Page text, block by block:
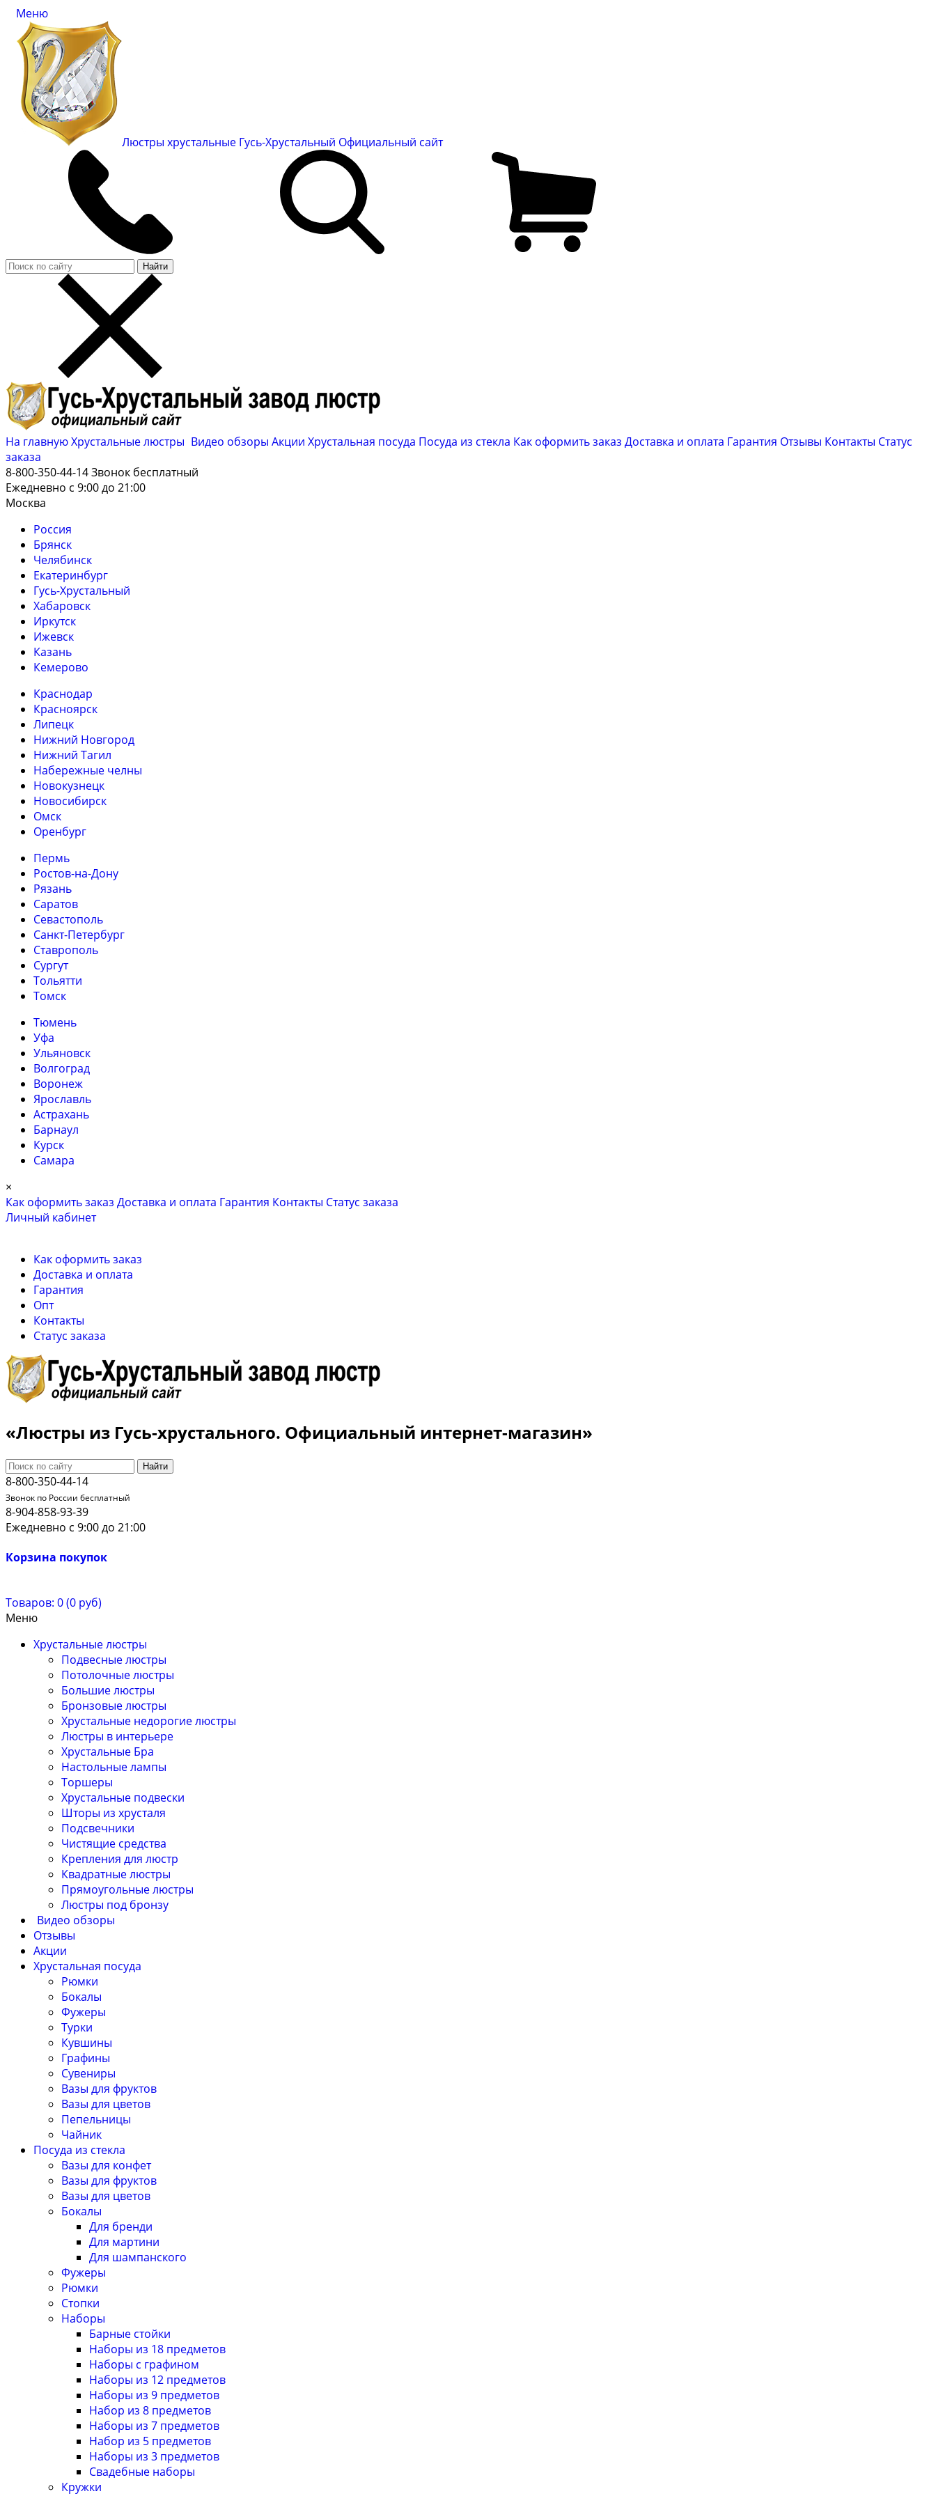
Меню
Люстры хрустальные Гусь-Хрустальный Официальный сайт
Найти
На главнуюХрустальные люстры Видео обзоры Акции Хрустальная посуда Посуда из стекла Как оформить заказ Доставка и оплата Гарантия Отзывы Контакты Cтатус
заказа
8-800-350-44-14Звонок бесплатный
Ежедневно с 9:00 до 21:00
Москва
Россия
Брянск
Челябинск
Екатеринбург
Гусь-Хрустальный
Хабаровск
Иркутск
Ижевск
Казань
Кемерово
Краснодар
Красноярск
Липецк
Нижний Новгород
Нижний Тагил
Набережные челны
Новокузнецк
Новосибирск
Омск
Оренбург
Пермь
Ростов-на-Дону
Рязань
Саратов
Севастополь
Санкт-Петербург
Ставрополь
Сургут
Тольятти
Томск
Тюмень
Уфа
Ульяновск
Волгоград
Воронеж
Ярославль
Астрахань
Барнаул
Курск
Самара
×
Как оформить заказ Доставка и оплата Гарантия Контакты Cтатус заказа
Личный кабинет
Как оформить заказ
Доставка и оплата
Гарантия
Опт
Контакты
Cтатус заказа
«Люстры из Гусь-хрустального. Официальный интернет-магазин»
Найти
8-800-350-44-14
Звонок по России бесплатный
8-904-858-93-39
Ежедневно с 9:00 до 21:00
Корзина покупок
Товаров: 0 (0 руб)
Меню
Хрустальные люстры
Подвесные люстры
Потолочные люстры
Большие люстры
Бронзовые люстры
Хрустальные недорогие люстры
Люстры в интерьере
Хрустальные Бра
Настольные лампы
Торшеры
Хрустальные подвески
Шторы из хрусталя
Подсвечники
Чистящие средства
Крепления для люстр
Квадратные люстры
Прямоугольные люстры
Люстры под бронзу
Видео обзоры
Отзывы
Акции
Хрустальная посуда
Рюмки
Бокалы
Фужеры
Турки
Кувшины
Графины
Сувениры
Вазы для фруктов
Вазы для цветов
Пепельницы
Чайник
Посуда из стекла
Вазы для конфет
Вазы для фруктов
Вазы для цветов
Бокалы
Для бренди
Для мартини
Для шампанского
Фужеры
Рюмки
Стопки
Наборы
Барные стойки
Наборы из 18 предметов
Наборы с графином
Наборы из 12 предметов
Наборы из 9 предметов
Набор из 8 предметов
Наборы из 7 предметов
Набор из 5 предметов
Наборы из 3 предметов
Свадебные наборы
Кружки